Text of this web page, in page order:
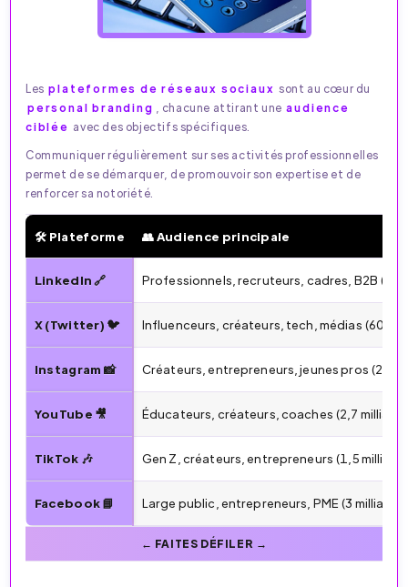
Les plateformes de réseaux sociaux sont au cœur du
personal branding
, chacune attirant une audience
ciblée avec des objectifs spécifiques.
Communiquer régulièrement sur ses activités professionnelles
permet de se démarquer, de promouvoir son expertise et de
renforcer sa notoriété.
📱 Plateformes de réseaux sociaux pour le Personal
🛠️ Plateforme 👥 Audience principale
LinkedIn 🔗 Professionnels, recruteurs, cadres, B2B (1
X (Twitter) 🐦 Influenceurs, créateurs, tech, médias (600
Instagram 📸 Créateurs, entrepreneurs, jeunes pros (2,5
YouTube 🎥 Éducateurs, créateurs, coaches (2,7
TikTok 🎶 Gen Z, créateurs, entrepreneurs (1,5 milliard
Facebook 📘 Large public, entrepreneurs, PME (3